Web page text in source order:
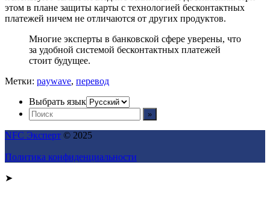
этом в плане защиты карты с технологией бесконтактных
платежей ничем не отличаются от других продуктов.
Многие эксперты в банковской сфере уверены, что
за удобной системой бесконтактных платежей
стоит будущее.
Метки: paywave, перевод
Выбрать язык
NFC Эксперт © 2025
Политика конфиденциальности
➤